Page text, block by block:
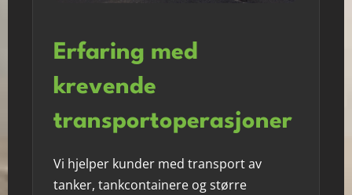
Erfaring med
krevende
transportoperasjoner
Vi hjelper kunder med transport av
tanker, tankcontainere og større